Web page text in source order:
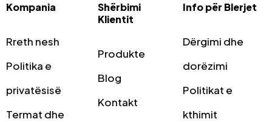
Kompania
Rreth nesh
Politika e
privatësisë
Termat dhe
Shërbimi
Klientit
Produkte
Blog
Kontakt
Info për Blerjet
Dërgimi dhe
dorëzimi
Politikat e
kthimit